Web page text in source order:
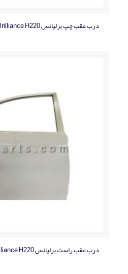
درب عقب چپ برلیانس Brilliance H220
درب عقب راست برلیانس Brilliance H220